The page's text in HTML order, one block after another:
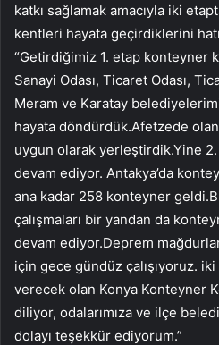
katkı sağlamak amacıyla iki
kentleri hayata geçirdiklerini
“Getirdiğimiz 1. etap konteyner
Sanayi Odası, Ticaret Odası,
Meram ve Karatay
hayata döndürdük.Afetzede olan
uygun olarak yerleştirdik.Yine 2.
devam ediyor. Antakya’da
ana kadar 258 konteyner
çalışmaları bir yandan da
devam ediyor.Deprem
için gece gündüz çalışıyoruz.
verecek olan Konya Konteyner
diliyor, odalarımıza ve ilçe
dolayı teşekkür ediyorum.”